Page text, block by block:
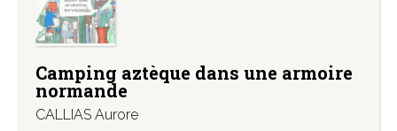
Camping aztèque dans une armoire
normande
CALLIAS Aurore